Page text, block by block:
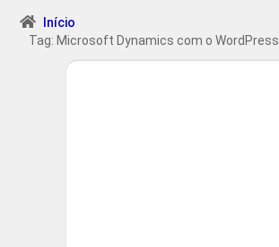
Início
Tag: Microsoft Dynamics com o WordPress